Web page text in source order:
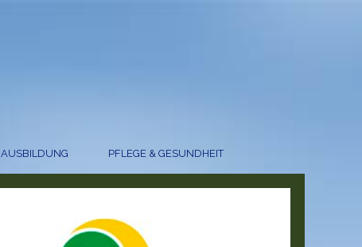
AUSBILDUNG PFLEGE & GESUNDHEIT